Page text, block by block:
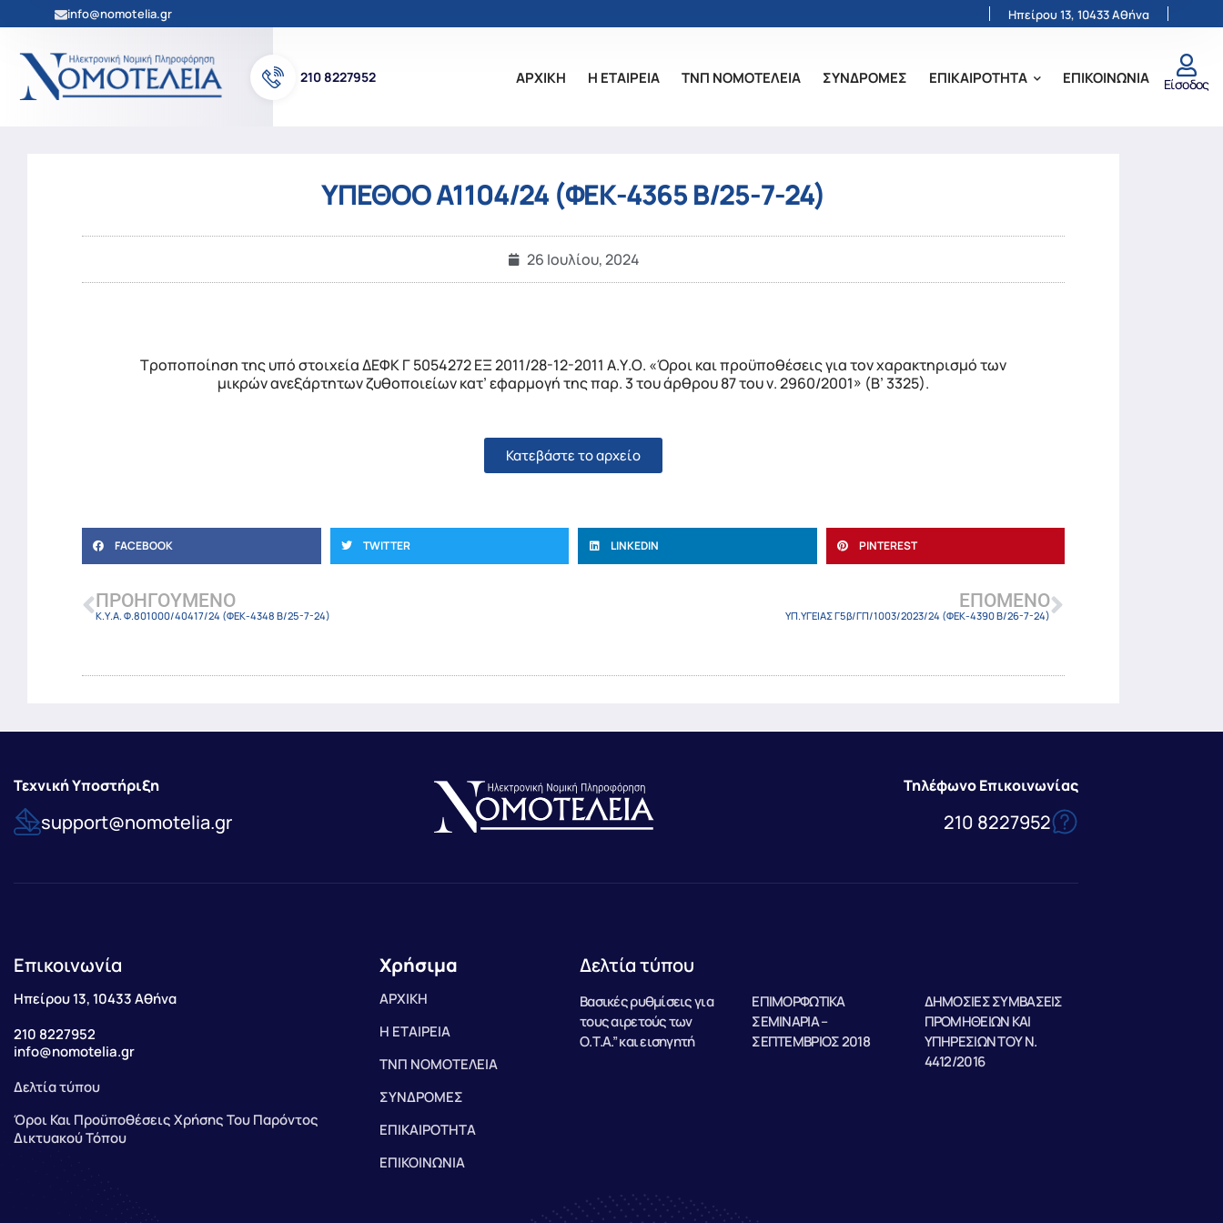
info@nomotelia.gr Ηπείρου 13, 10433 Αθήνα
210 8227952 ΑΡΧΙΚΗ Η ΕΤΑΙΡΕΙΑ ΤΝΠ ΝΟΜΟΤΕΛΕΙΑ ΣΥΝΔΡΟΜΕΣ ΕΠΙΚΑΙΡΟΤΗΤΑ ΕΠΙΚΟΙΝΩΝΙΑ Είσοδος
ΥΠΕΘΟΟ Α1104/24 (ΦΕΚ-4365 Β/25-7-24)
26 Ιουλίου, 2024
Τροποποίηση της υπό στοιχεία ΔΕΦΚ Γ 5054272 ΕΞ 2011/28-12-2011 Α.Υ.Ο. «Όροι και προϋποθέσεις για τον χαρακτηρισμό των
μικρών ανεξάρτητων ζυθοποιείων κατ’ εφαρμογή της παρ. 3 του άρθρου 87 του ν. 2960/2001» (Β’ 3325).
Κατεβάστε το αρχείο
FACEBOOK TWITTER LINKEDIN PINTEREST
ΠΡΟΗΓΟΎΜΕΝΟ
Κ.Υ.Α. Φ.801000/40417/24 (ΦΕΚ-4348 Β/25-7-24)
ΕΠΌΜΕΝΟ
ΥΠ.ΥΓΕΙΑΣ Γ5β/ΓΠ/1003/2023/24 (ΦΕΚ-4390 Β/26-7-24)
Τεχνική Υποστήριξη
support@nomotelia.gr
Τηλέφωνο Επικοινωνίας
210 8227952
Επικοινωνία
Ηπείρου 13, 10433 Αθήνα
210 8227952
info@nomotelia.gr
Δελτία τύπου
Όροι Και Προϋποθέσεις Χρήσης Του Παρόντος
Δικτυακού Τόπου
Χρήσιμα
ΑΡΧΙΚΗ
Η ΕΤΑΙΡΕΙΑ
ΤΝΠ ΝΟΜΟΤΕΛΕΙΑ
ΣΥΝΔΡΟΜΕΣ
ΕΠΙΚΑΙΡΟΤΗΤΑ
ΕΠΙΚΟΙΝΩΝΙΑ
Δελτία τύπου
Βασικές ρυθμίσεις για
τους αιρετούς των
Ο.Τ.Α.” και εισηγητή
ΕΠΙΜΟΡΦΩΤΙΚΑ
ΣΕΜΙΝΑΡΙΑ –
ΣΕΠΤΕΜΒΡΙΟΣ 2018
ΔΗΜΟΣΙΕΣ ΣΥΜΒΑΣΕΙΣ
ΠΡΟΜΗΘΕΙΩΝ ΚΑΙ
ΥΠΗΡΕΣΙΩΝ ΤΟΥ Ν.
4412/2016